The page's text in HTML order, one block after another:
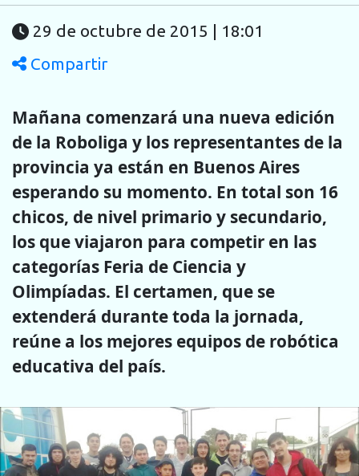
29 de octubre de 2015 | 18:01
Compartir
Mañana comenzará una nueva edición
de la Roboliga y los representantes de la
provincia ya están en Buenos Aires
esperando su momento. En total son 16
chicos, de nivel primario y secundario,
los que viajaron para competir en las
categorías Feria de Ciencia y
Olimpíadas. El certamen, que se
extenderá durante toda la jornada,
reúne a los mejores equipos de robótica
educativa del país.